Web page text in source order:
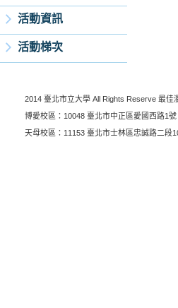
活動資訊
活動梯次
2014 臺北市立大學 All Rights Reserve 最
博愛校區：10048 臺北市中正區愛國西路1號
天母校區：11153 臺北市士林區忠誠路二段